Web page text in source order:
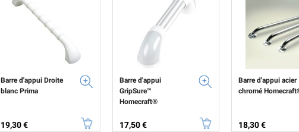
Barre d'appui Droite
blanc Prima
Prix
19,30 €
Barre d'appui
GripSure™
Homecraft®
Prix
17,50 €
Barre d'appui acier
chromé
Prix
18,30 €